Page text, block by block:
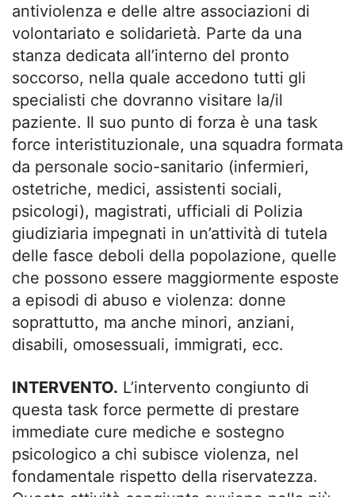
antiviolenza e delle altre associazioni di
volontariato e solidarietà. Parte da una
stanza dedicata all’interno del pronto
soccorso, nella quale accedono tutti gli
specialisti che dovranno visitare la/il
paziente. Il suo punto di forza è una task
force interistituzionale, una squadra formata
da personale socio-sanitario (infermieri,
ostetriche, medici, assistenti sociali,
psicologi), magistrati, ufficiali di Polizia
giudiziaria impegnati in un’attività di tutela
delle fasce deboli della popolazione, quelle
che possono essere maggiormente esposte
a episodi di abuso e violenza: donne
soprattutto, ma anche minori, anziani,
disabili, omosessuali, immigrati, ecc.
INTERVENTO. L’intervento congiunto di
questa task force permette di prestare
immediate cure mediche e sostegno
psicologico a chi subisce violenza, nel
fondamentale rispetto della riservatezza.